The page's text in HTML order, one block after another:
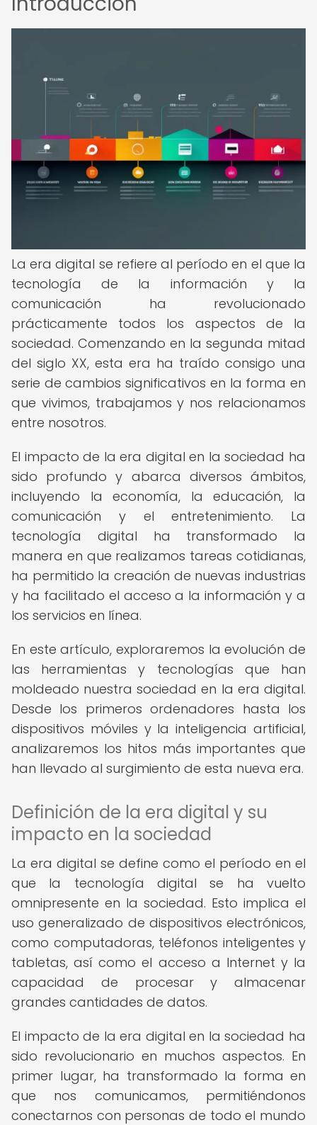
La era digital se refiere al período en el que la
tecnología de la información y la
comunicación ha revolucionado
prácticamente todos los aspectos de la
sociedad. Comenzando en la segunda mitad
del siglo XX, esta era ha traído consigo una
serie de cambios significativos en la forma en
que vivimos, trabajamos y nos relacionamos
entre nosotros.
El impacto de la era digital en la sociedad ha
sido profundo y abarca diversos ámbitos,
incluyendo la economía, la educación, la
comunicación y el entretenimiento. La
tecnología digital ha transformado la
manera en que realizamos tareas cotidianas,
ha permitido la creación de nuevas industrias
y ha facilitado el acceso a la información y a
los servicios en línea.
En este artículo, exploraremos la evolución de
las herramientas y tecnologías que han
moldeado nuestra sociedad en la era digital.
Desde los primeros ordenadores hasta los
dispositivos móviles y la inteligencia artificial,
analizaremos los hitos más importantes que
han llevado al surgimiento de esta nueva era.
Definición de la era digital y su
impacto en la sociedad
La era digital se define como el período en el
que la tecnología digital se ha vuelto
omnipresente en la sociedad. Esto implica el
uso generalizado de dispositivos electrónicos,
como computadoras, teléfonos inteligentes y
tabletas, así como el acceso a Internet y la
capacidad de procesar y almacenar
grandes cantidades de datos.
El impacto de la era digital en la sociedad ha
sido revolucionario en muchos aspectos. En
primer lugar, ha transformado la forma en
que nos comunicamos, permitiéndonos
conectarnos con personas de todo el mundo